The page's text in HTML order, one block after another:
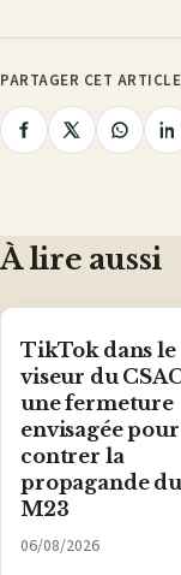
PARTAGER CET ARTICLE
PartagerPartager
À lire aussi
TikTok dans le
viseur du
une fermeture
envisagée pour
contrer la
propagande du
M23
06/08/2026